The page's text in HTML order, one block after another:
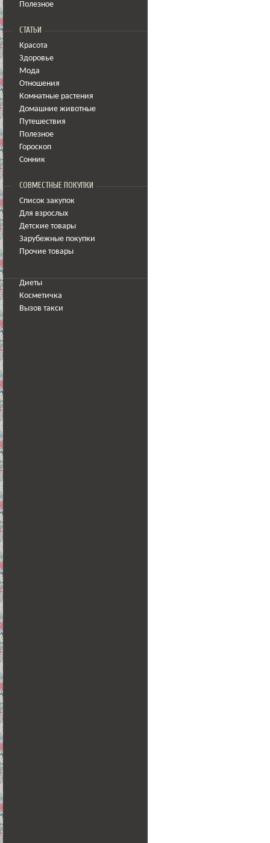
Полезное
СТАТЬИ
Красота
Здоровье
Мода
Отношения
Комнатные растения
Домашние животные
Путешествия
Полезное
Гороскоп
Сонник
СОВМЕСТНЫЕ ПОКУПКИ
Список закупок
Для взрослых
Детские товары
Зарубежные покупки
Прочие товары
Диеты
Косметичка
Вызов такси